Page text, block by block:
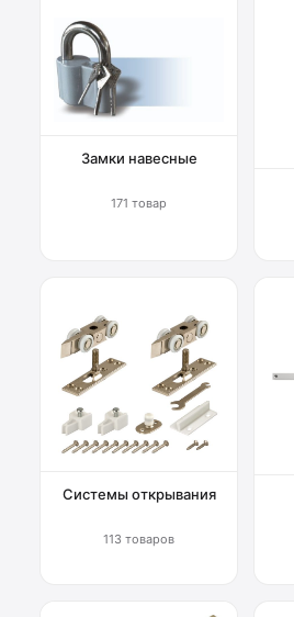
Замки навесные
171 товар
Системы открывания
113 товаров